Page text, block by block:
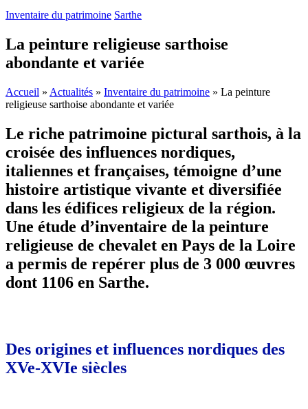
Inventaire du patrimoine Sarthe
La peinture religieuse sarthoise
abondante et variée
Accueil » Actualités » Inventaire du patrimoine » La peinture
religieuse sarthoise abondante et variée
Le riche patrimoine pictural sarthois, à la
croisée des influences nordiques,
italiennes et françaises, témoigne d’une
histoire artistique vivante et diversifiée
dans les édifices religieux de la région.
Une étude d’inventaire de la peinture
religieuse de chevalet en Pays de la Loire
a permis de repérer plus de 3 000 œuvres
dont 1106 en Sarthe.
Des origines et influences nordiques des
XVe-XVIe siècles